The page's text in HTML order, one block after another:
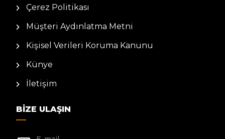
Çerez Politikası
Müşteri Aydınlatma Metni
Kişisel Verileri Koruma Kanunu
Künye
İletişim
BIZE ULAŞIN